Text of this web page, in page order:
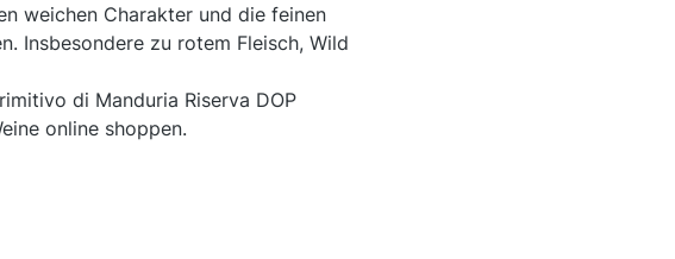
weichen Charakter und die feinen
Insbesondere zu rotem Fleisch, Wild
di Manduria Riserva DOP
online shoppen.